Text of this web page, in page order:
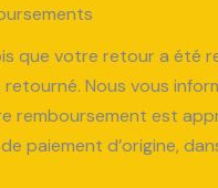
que votre retour a été
Nous vous
remboursement est
paiement d’origine,